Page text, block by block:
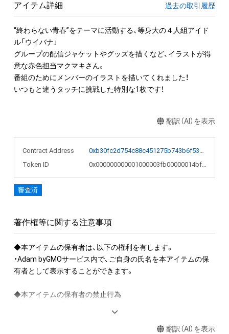
アイテム詳細 過去の取引履歴
“終わらない青春”をテーマに活動する、等身大の４人組アイド
ル「ウイバナ」
グループの配信ジャケットやグッズを描くなど、イラストが得
意な赤色担当マクマキさん。
番組のためにメンバーのイラストを描いてくれました！
翻訳（AI）を表示
Contract Address
0xb30fc2d754c88c451275b743b6f530f19f643683
Token ID
0x000000000001000003fb00000014bf56
審査済
著作権等に関する注意事項
◆本アイテムの保有者は、以下の権利を有します。
・Adam byGMOサービス内で、ご自身の氏名を本アイテムの保
有者として表示することができます。
◆本アイテムの保有者の禁止行為
翻訳（AI）を表示